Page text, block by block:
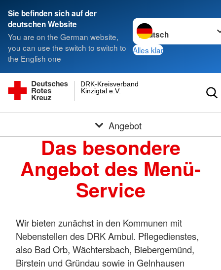
Sie befinden sich auf der
deutschen Website
You are on the German website,
you can use the switch to switch to
the English one
Sprache wechseln zu
Alles klar
Kinzigtal e.V.
DRK-Kreisverband
Angebot
Das besondere
Angebot des Menü-
Service
Wir bieten zunächst in den Kommunen mit
Nebenstellen des DRK Ambul. Pflegedienstes,
also Bad Orb, Wächtersbach, Biebergemünd,
Birstein und Gründau sowie in Gelnhausen